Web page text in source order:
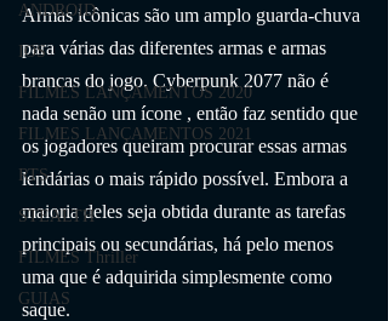
ANDROID
IOS
FILMES LANÇAMENTOS 2020
FILMES LANÇAMENTOS 2021
RTS
STEALTH
FILMES Thriller
GUIAS
Armas icônicas são um amplo guarda-chuva
para várias das diferentes armas e armas
brancas do jogo. Cyberpunk 2077 não é
nada senão um ícone , então faz sentido que
os jogadores queiram procurar essas armas
lendárias o mais rápido possível. Embora a
maioria deles seja obtida durante as tarefas
principais ou secundárias, há pelo menos
uma que é adquirida simplesmente como
saque.